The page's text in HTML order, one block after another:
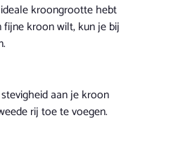
kroongrootte hebt
fijne kroon wilt, kun je bij
aan je kroon
rij toe te voegen.